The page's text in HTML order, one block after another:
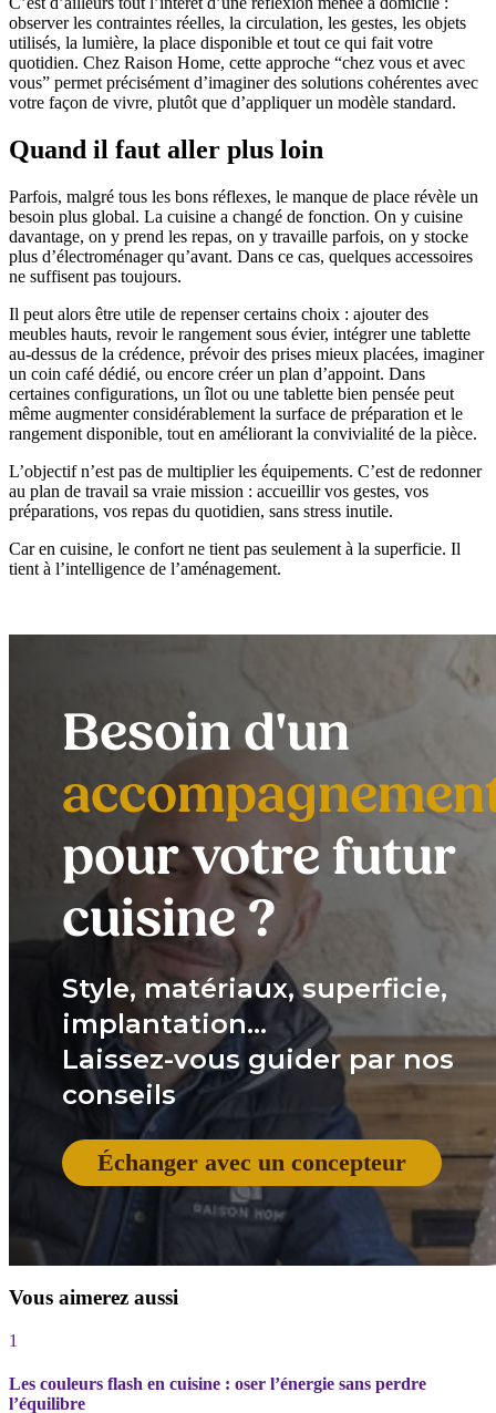
observer les contraintes réelles, la circulation, les gestes, les objets
utilisés, la lumière, la place disponible et tout ce qui fait votre
quotidien. Chez Raison Home, cette approche “chez vous et avec
vous” permet précisément d’imaginer des solutions cohérentes avec
votre façon de vivre, plutôt que d’appliquer un modèle standard.
Quand il faut aller plus loin
Parfois, malgré tous les bons réflexes, le manque de place révèle un
besoin plus global. La cuisine a changé de fonction. On y cuisine
davantage, on y prend les repas, on y travaille parfois, on y stocke
plus d’électroménager qu’avant. Dans ce cas, quelques accessoires
ne suffisent pas toujours.
Il peut alors être utile de repenser certains choix : ajouter des
meubles hauts, revoir le rangement sous évier, intégrer une tablette
au-dessus de la crédence, prévoir des prises mieux placées, imaginer
un coin café dédié, ou encore créer un plan d’appoint. Dans
certaines configurations, un îlot ou une tablette bien pensée peut
même augmenter considérablement la surface de préparation et le
rangement disponible, tout en améliorant la convivialité de la pièce.
L’objectif n’est pas de multiplier les équipements. C’est de redonner
au plan de travail sa vraie mission : accueillir vos gestes, vos
préparations, vos repas du quotidien, sans stress inutile.
Car en cuisine, le confort ne tient pas seulement à la superficie. Il
tient à l’intelligence de l’aménagement.
Besoin d'un
pour votre futur
cuisine ?
Style, matériaux, superficie,
implantation...
Laissez-vous guider par nos
conseils
Échanger avec un concepteur
Vous aimerez aussi
1
Les couleurs flash en cuisine : oser l’énergie sans perdre
l’équilibre